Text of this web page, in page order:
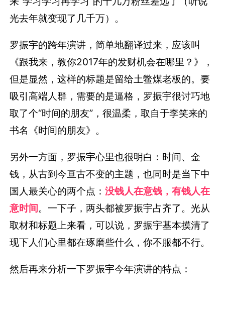
光去年就变现了几千万）。
罗振宇的跨年演讲，简单地翻译过来，应该叫
《跟我来，教你2017年的发财机会在哪里？》，
但是显然，这样的标题是留给土鳖煤老板的。要
吸引高端人群，需要的是逼格，罗振宇很讨巧地
取了个“时间的朋友”，很温柔，取自于李笑来的
书名《时间的朋友》。
另外一方面，罗振宇心里也很明白：时间、金
钱，从古到今亘古不变的主题，也同时是当下中
国人最关心的两个点：没钱人在意钱，有钱人在
意时间。一下子，两头都被罗振宇占齐了。光从
取材和标题上来看，可以说，罗振宇基本摸清了
现下人们心里都在琢磨些什么，你不服都不行。
然后再来分析一下罗振宇今年演讲的特点：